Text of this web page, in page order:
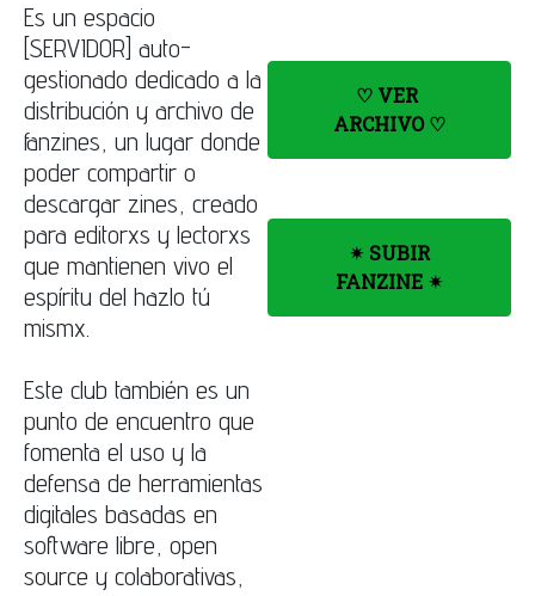
Es un espacio
[SERVIDOR] auto-
gestionado dedicado a la
distribución y archivo de
fanzines, un lugar donde
poder compartir o
descargar zines, creado
para editorxs y lectorxs
que mantienen vivo el
espíritu del hazlo tú
mismx.
Este club también es un
punto de encuentro que
fomenta el uso y la
defensa de herramientas
digitales basadas en
software libre, open
source y colaborativas,
♡ VER
ARCHIVO♡
✴︎ SUBIR
FANZINE ✴︎